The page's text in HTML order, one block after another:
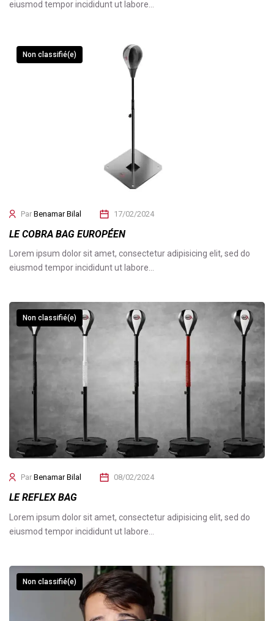
eiusmod tempor incididunt ut labore…
Non classifié(e)
Par Benamar Bilal 17/02/2024
LE COBRA BAG EUROPÉEN
Lorem ipsum dolor sit amet, consectetur adipisicing elit, sed do
eiusmod tempor incididunt ut labore…
Non classifié(e)
Par Benamar Bilal 08/02/2024
LE REFLEX BAG
Lorem ipsum dolor sit amet, consectetur adipisicing elit, sed do
eiusmod tempor incididunt ut labore…
Non classifié(e)